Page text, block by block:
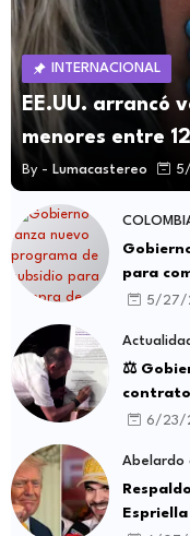
INTERNACIONAL
EE.UU. arrancó
menores entre
By - Lumacastereo
para
5/27/
⚖️
6/23/
Abelardo